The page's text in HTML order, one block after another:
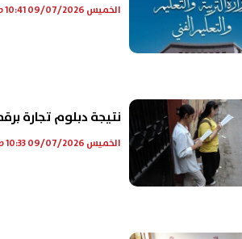
الخميس 09/07/2026 10:41 ص
نتيجة دبلوم تجارة
الخميس 09/07/2026 10:33 ص